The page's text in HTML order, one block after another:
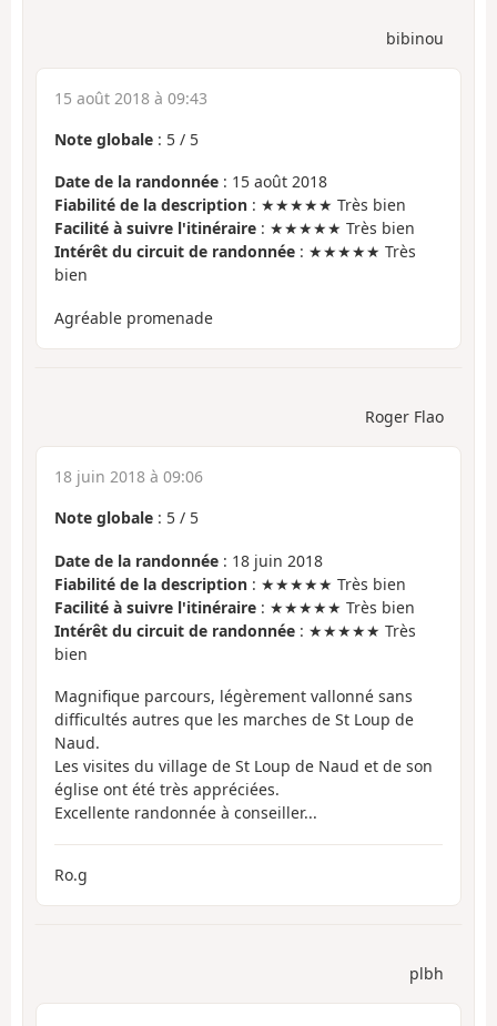
bibinou
15 août 2018 à 09:43
Note globale : 5 / 5
Date de la randonnée : 15 août 2018
Fiabilité de la description : ★★★★★ Très bien
Facilité à suivre l'itinéraire : ★★★★★ Très bien
Intérêt du circuit de randonnée : ★★★★★ Très
bien
Agréable promenade
Roger Flao
18 juin 2018 à 09:06
Note globale : 5 / 5
Date de la randonnée : 18 juin 2018
Fiabilité de la description : ★★★★★ Très bien
Facilité à suivre l'itinéraire : ★★★★★ Très bien
Intérêt du circuit de randonnée : ★★★★★ Très
bien
Magnifique parcours, légèrement vallonné sans
difficultés autres que les marches de St Loup de
Naud.
Les visites du village de St Loup de Naud et de son
église ont été très appréciées.
Excellente randonnée à conseiller...
Ro.g
plbh